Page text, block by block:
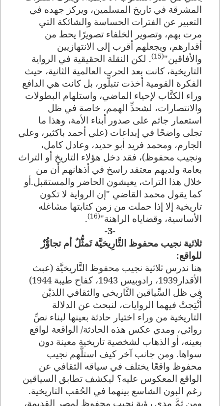
المشرقة في تاريخ المسلمين، ويركز جهده في
التعبير عن الفترات الحساسة والشائكة التي
مرت بهم، وتصوير الخلفاء تصويرًا يحط من
أقدارهم، ويجعلهم أقرب إلى الانتهازيين
والأفاقين"(15)
. لكن النقلة الحقيقية في الرواية
التاريخية، كانت بعد الحرب العالمية الثانية، حيث
الفكرة القومية أخذت تتبلَّور، بل كانت هي الدافع
وراء الكتَّاب لإحياء الماضي، واستلهام البطولات
والانتصارات، لشحذِّ الهمم، خاصة في ظل
استعمار جاثم على صدور أبناء الأمة، وهذا ما
تجلى واضحًا في إبداعات (علي أحمد باكثير، وعلي
الجارم، ومحمد فريد أبو حديد، وعادل كامل،
ونجيب محفوظ)، فقد دخل هؤلاء التاريخ أو التراث
بعامة ولديهم معتقد راسخ في أذهانهم أن من
خلال هذا التراث، يعيشون الحاضر والمستقبل.أو
كما يقول محمد القاضي "إن الرواية لا تكون
تاريخية إلا إذا حملت من زمن كتابتها مشاغله
الأساسية، وقضاياه الراهنة"(16)
.
-3-
ثلاثية نجيب محفوظ التَّارِيخيَّة تَمثُّلٌ أم تجاوُّزٌ
للواقع:
هنا ندرس ثلاثية نجيب محفوظ التَّاريخيَّة (عبث
الأقدار1939، رادوبيس 1943، كفاح طيبة 1944)
في ظل السِّياقين التَّاريخي والثقافي اللذيْن
أُنْتِجتْ فيهما الروايات، لنبحث عن الدلالة
التاريخية من وراء اختيار حادثة بعينها لبناء نصِّ
روائي، ومدي عكس هذه الحادثة/ الواقعة لواقع
بعينه، أو الذهاب لشخصية تاريخية معينة دون
سواها. ومن جانب آخر كيف استلَّهم نجيب
محفوظ واقعًا يختلف في سياقه الثقافي عن
الواقع المعكوس عليه؟ ليكشف تطابق السياقين
رغم البون الشاسع بينهما في الحُقب التاريخية.
ومن ثمَّ مدى رؤية نجيب محفوظ لمصر القديمة،